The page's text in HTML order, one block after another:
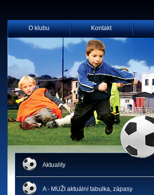
O klubu Kontakt
Aktuality
A - MUŽI aktuální tabulka, zápasy